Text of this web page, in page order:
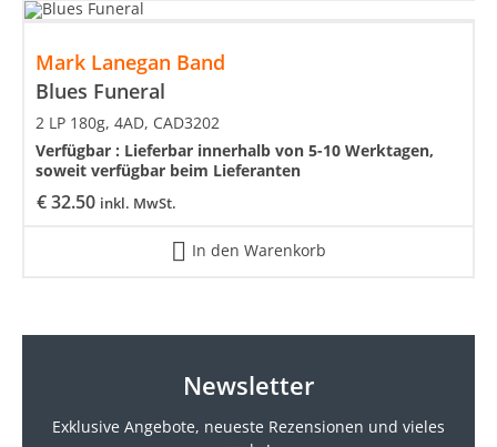
Mark Lanegan Band
Blues Funeral
€32.50 inkl. MwSt.
2 LP 180g, 4AD, CAD3202
Verfügbar : Lieferbar innerhalb von 5-10 Werktagen,
soweit verfügbar beim Lieferanten
In den Warenkorb
Newsletter
Exklusive Angebote, neueste Rezensionen und vieles